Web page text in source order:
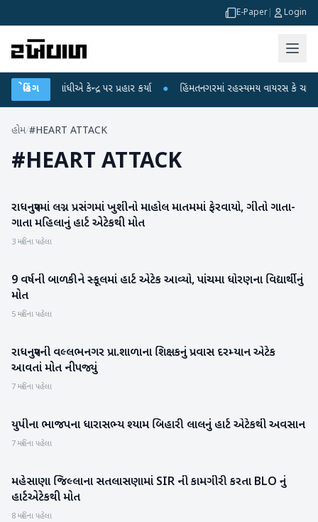
E-Paper Login
બ્રેકિંગ
રાહુલ ગાંધીએ કેન્દ્ર પર પ્રહાર કર્યા ● હિંમતનગરમાં રહસ્યમય વાયરસ કે ચાંદીપુરા?
હોમ/#HEART ATTACK
#HEART ATTACK
પાટણ
રાધનપુરમાં લગ્ન પ્રસંગમાં ખુશીનો માહોલ માતમમાં ફેરવાયો, ગીતો ગાતા-
ગાતા મહિલાનું હાર્ટ એટેકથી મોત
3 મહિના પહેલા
રાષ્ટ્રીય
9 વર્ષની બાળકીને સ્કૂલમાં હાર્ટ એટેક આવ્યો, પાંચમા ધોરણના વિદ્યાર્થીનું
મોત
5 મહિના પહેલા
પાટણ
રાધનપુરની વલ્લભનગર પ્રા.શાળાના શિક્ષકનું પ્રવાસ દરમ્યાન એટેક
આવતાં મોત નીપજ્યું
7 મહિના પહેલા
રાષ્ટ્રીય
યુપીના ભાજપના ધારાસભ્ય શ્યામ બિહારી લાલનું હાર્ટ એટેકથી અવસાન
7 મહિના પહેલા
મહેસાણા
મહેસાણા જિલ્લાના સતલાસણામાં SIR ની કામગીરી કરતા BLO નું
હાર્ટએટેકથી મોત
8 મહિના પહેલા